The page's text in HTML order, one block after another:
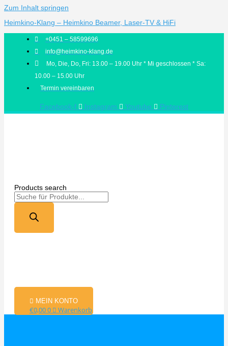
Zum Inhalt springen
Heimkino-Klang – Heimkino Beamer, Laser-TV & HiFi
+0451 – 58599696
info@heimkino-klang.de
Mo, Die, Do, Fri: 13.00 – 19.00 Uhr * Mi geschlossen * Sa:
10.00 – 15.00 Uhr
Termin vereinbaren
Facebook-f Instagram Youtube Pinterest
Products search
MEIN KONTO
€0,000 Warenkorb